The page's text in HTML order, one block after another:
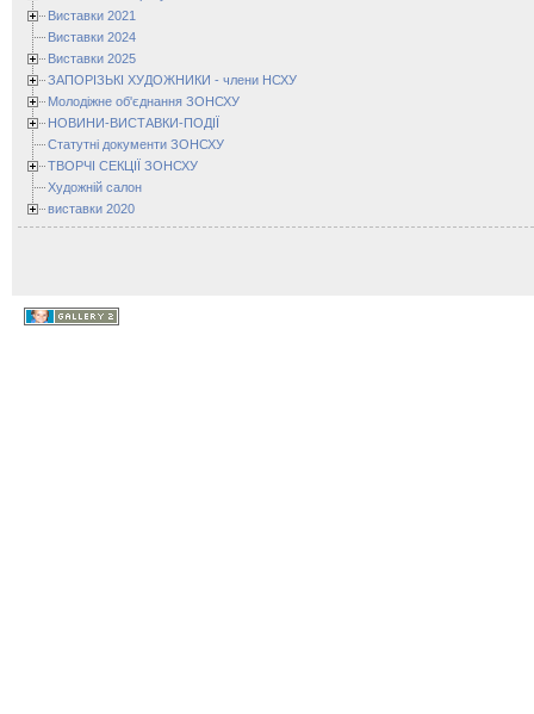
Виставки 2021
Виставки 2024
Виставки 2025
ЗАПОРІЗЬКІ ХУДОЖНИКИ - члени НСХУ
Молодіжне об'єднання ЗОНСХУ
НОВИНИ-ВИСТАВКИ-ПОДІЇ
Статутні документи ЗОНСХУ
ТВОРЧІ СЕКЦІЇ ЗОНСХУ
Художній салон
виставки 2020